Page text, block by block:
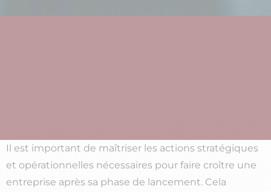
Il est important de maîtriser les actions stratégiques
et opérationnelles nécessaires pour faire croître une
entreprise après sa phase de lancement. Cela